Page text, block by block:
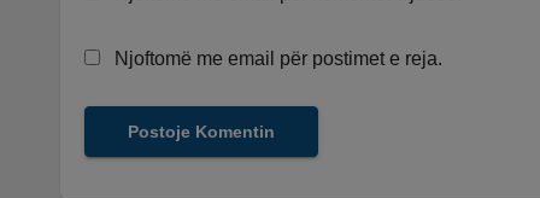
Njoftomë me email për postimet e reja.